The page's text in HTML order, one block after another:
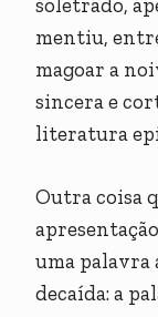
mentiu,
magoar a
sincera e
literatura
Outra coisa
uma palavra
decaída: a